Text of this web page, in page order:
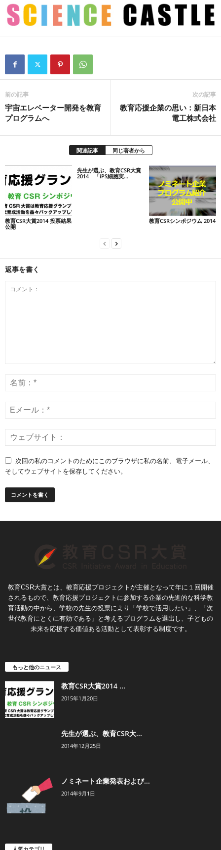
前の記事
宇宙エレベーター開発を教育
プログラムへ
次の記事
教育応援企業の思い：新日本
電工株式会社
関連記事 同じ著者から
教育CSR大賞2014 投票結果
公開
先生が選ぶ、教育CSR大賞
2014 「iPS細胞実...
教育CSRシンポジウム 2014
返事を書く
次回の私のコメントのためにこのブラウザに私の名前、電子メール、
そしてウェブサイトを保存してください。
教育CSR大賞とは、教育応援プロジェクトが主催となって年に１回開催
されるもので、教育応援プロジェクトに参加する企業の先進的な科学教
育活動の中から、学校の先生の投票により「学校で活用したい」、「次
世代教育にとくに有効である」と考えるプログラムを選出し、子どもの
未来を応援する価値ある活動として表彰する制度です。
もっと他のニュース
教育CSR大賞2014 ...
2015年1月20日
先生が選ぶ、教育CSR大...
2014年12月25日
ノミネート企業発表および...
2014年9月1日